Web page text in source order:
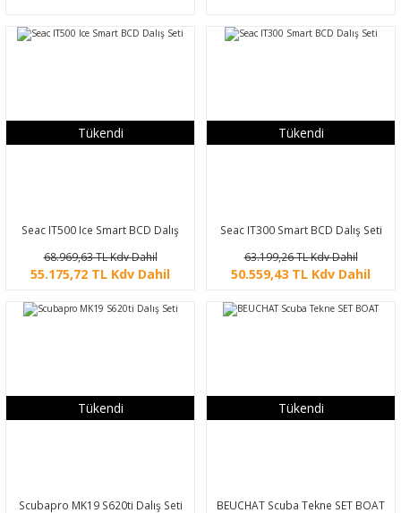
Tükendi
Seac IT500 Ice Smart BCD Dalış
68.969,63 TL Kdv Dahil
55.175,72 TL Kdv Dahil
Tükendi
Seac IT300 Smart BCD Dalış Seti
63.199,26 TL Kdv Dahil
50.559,43 TL Kdv Dahil
Tükendi
Scubapro MK19 S620ti Dalış Seti
Tükendi
BEUCHAT Scuba Tekne SET BOAT